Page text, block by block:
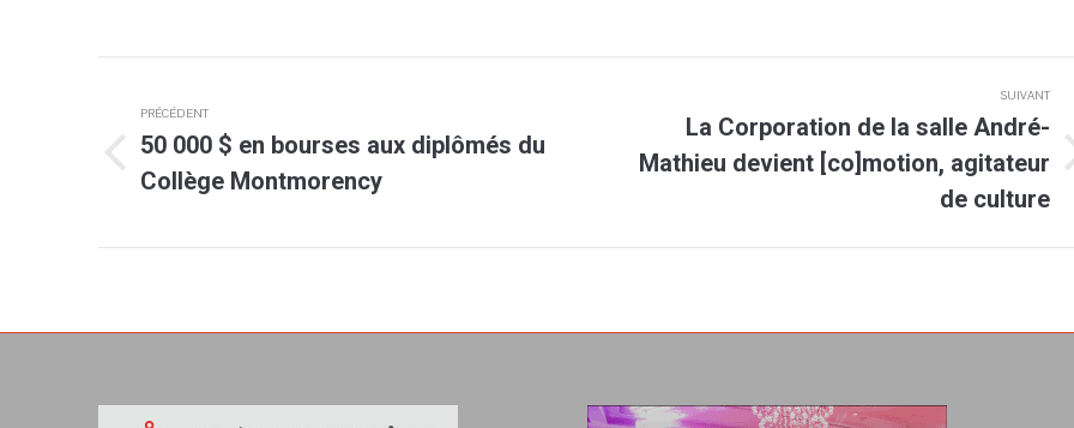
article
PRÉCÉDENT
précédent
50 000 $ en bourses aux diplômés du
Collège Montmorency
SUIVANT
Article
La Corporation de la salle André-
Mathieu devient [co]motion, agitateur
de culture